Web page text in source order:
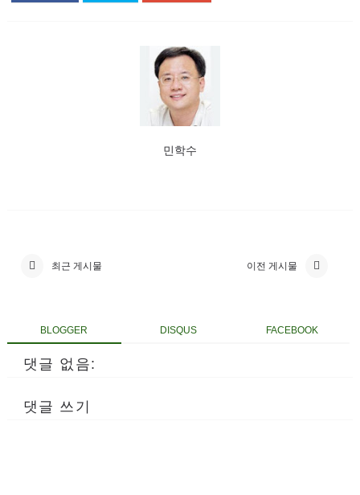
민학수
최근 게시물 이전 게시물
BLOGGER DISQUS FACEBOOK
댓글 없음:
댓글 쓰기